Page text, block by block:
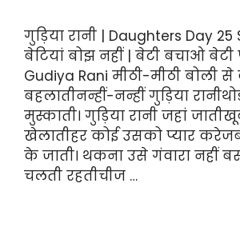
गुड़िया रानी | Daughters Day
बेटियां बोझ नहीं | बेटी बचाओ
Gudiya Rani मीठी-मीठी बोली
बहलातीनन्हीं-नन्हीं गुड़िया
मुस्काती। गुड़िया रानी जहां
खेलातीहर कोई उसको प्यार
के जाती। थकना उसे गंवारा नहीं
चलती रहतीचीज …